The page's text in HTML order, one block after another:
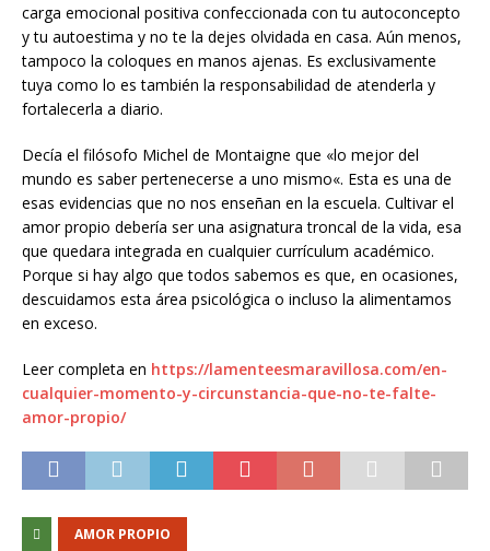
carga emocional positiva confeccionada con tu autoconcepto
y tu autoestima y no te la dejes olvidada en casa. Aún menos,
tampoco la coloques en manos ajenas. Es exclusivamente
tuya como lo es también la responsabilidad de atenderla y
fortalecerla a diario.
Decía el filósofo Michel de Montaigne que «lo mejor del
mundo es saber pertenecerse a uno mismo«. Esta es una de
esas evidencias que no nos enseñan en la escuela. Cultivar el
amor propio debería ser una asignatura troncal de la vida, esa
que quedara integrada en cualquier currículum académico.
Porque si hay algo que todos sabemos es que, en ocasiones,
descuidamos esta área psicológica o incluso la alimentamos
en exceso.
Leer completa en https://lamenteesmaravillosa.com/en-
cualquier-momento-y-circunstancia-que-no-te-falte-
amor-propio/
AMOR PROPIO